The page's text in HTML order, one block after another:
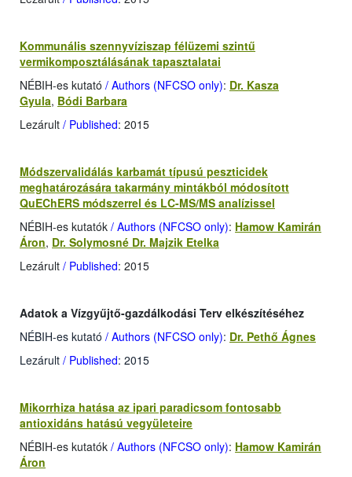
Kommunális szennyvíziszap félüzemi szintű
vermikomposztálásának tapasztalatai
NÉBIH-es kutató / Authors (NFCSO only): Dr. Kasza
Gyula, Bódi Barbara
Lezárult / Published: 2015
Módszervalidálás karbamát típusú peszticidek
meghatározására takarmány mintákból módosított
QuEChERS módszerrel és LC-MS/MS analízissel
NÉBIH-es kutatók / Authors (NFCSO only): Hamow Kamirán
Áron, Dr. Solymosné Dr. Majzik Etelka
Lezárult / Published: 2015
Adatok a Vízgyűjtő-gazdálkodási Terv elkészítéséhez
NÉBIH-es kutató / Authors (NFCSO only): Dr. Pethő Ágnes
Lezárult / Published: 2015
Mikorrhiza hatása az ipari paradicsom fontosabb
antioxidáns hatású vegyületeire
NÉBIH-es kutatók / Authors (NFCSO only): Hamow Kamirán
Áron